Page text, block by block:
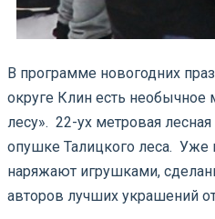
В программе новогодних
округе Клин есть необычное
лесу». 22-ух метровая лесная
опушке Талицкого леса. Уже
наряжают игрушками,
авторов лучших украшений